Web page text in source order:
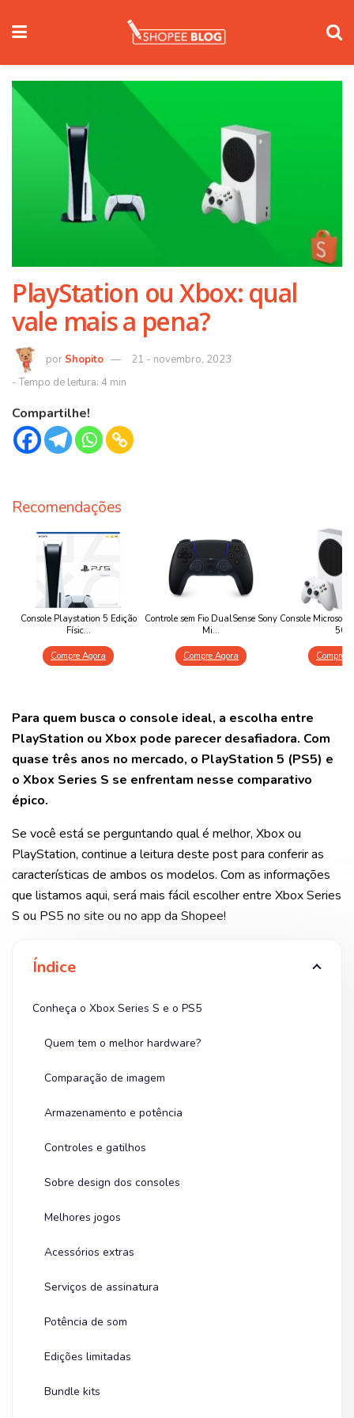
PlayStation ou Xbox: qual
vale mais a pena?
Shopito 21 - novembro, 2023
Compartilhe!
Recomendações
Console Playstation 5 Edição
Físic...
Compre Agora
Controle sem Fio DualSense Sony
Mi...
Compre Agora
Console Microsoft
50...
Compre
Para quem busca o console ideal, a escolha entre
PlayStation ou Xbox pode parecer desafiadora. Com
quase três anos no mercado, o PlayStation 5 (PS5) e
o Xbox Series S se enfrentam nesse comparativo
épico.
Se você está se perguntando qual é melhor, Xbox ou
PlayStation, continue a leitura deste post para conferir as
características de ambos os modelos. Com as informações
que listamos aqui, será mais fácil escolher entre Xbox Series
S ou PS5 no site ou no app da Shopee!
Índice
Conheça o Xbox Series S e o PS5
Quem tem o melhor hardware?
Comparação de imagem
Armazenamento e potência
Controles e gatilhos
Sobre design dos consoles
Melhores jogos
Acessórios extras
Serviços de assinatura
Potência de som
Edições limitadas
Bundle kits